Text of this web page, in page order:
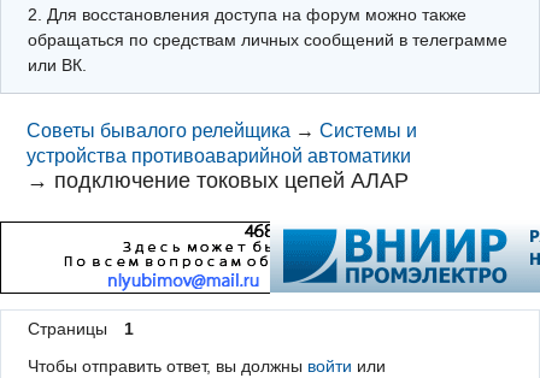
2. Для восстановления доступа на форум можно также
обращаться по средствам личных сообщений в телеграмме
или ВК.
Советы бывалого релейщика →Системы и
устройства противоаварийной автоматики
→ подключение токовых цепей АЛАР
Страницы
1
Чтобы отправить ответ, вы должны войти или